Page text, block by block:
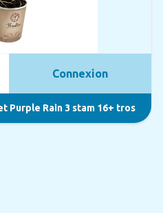
Purple Rain 3 stam 16+ tros
Connexion